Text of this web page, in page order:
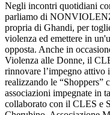
Negli incontri quotidiani
parliamo di
propria di Ghandi, per
violenza ed emettere in
opposta. Anche in
Violenza alle Donne, il
rinnovare l’impegno attivo
realizzando le “Shoppers”
associazioni impegnate in
collaborato con il CLES e